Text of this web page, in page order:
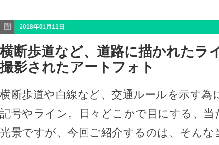
2018年01月11日
横断歩道など、道路に描かれたラ
撮影されたアートフォト
横断歩道や白線など、交通ルールを示す為
記号やライン。日々どこかで目にする、当
光景ですが、今回ご紹介するのは、そんな